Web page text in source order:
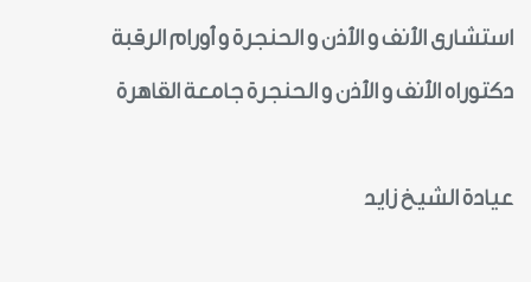
استشارى الأنف و الأذن و الحنجرة و أورام الرقبة
دكتوراه الأنف و الأذن و الحنجرة جامعة القاهرة
عيادة الشيخ زايد